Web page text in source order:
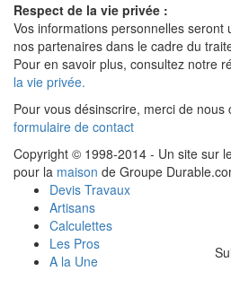
Respect de la vie privée :
Vos informations personnelles seront
nos partenaires dans le cadre du
Pour en savoir plus, consultez notre
la vie privée.
Pour vous désinscrire, merci de nous
formulaire de contact
Copyright © 1998-2014 - Un site sur
pour la maison de Groupe
Devis Travaux
Artisans
Calculettes
Les Pros
A la Une